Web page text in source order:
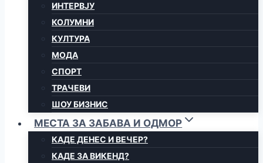
ИНТЕРВЈУ
КОЛУМНИ
КУЛТУРА
МОДА
СПОРТ
ТРАЧЕВИ
ШОУ БИЗНИС
МЕСТА ЗА ЗАБАВА И ОДМОР
КАДЕ ДЕНЕС И ВЕЧЕР?
КАДЕ ЗА ВИКЕНД?